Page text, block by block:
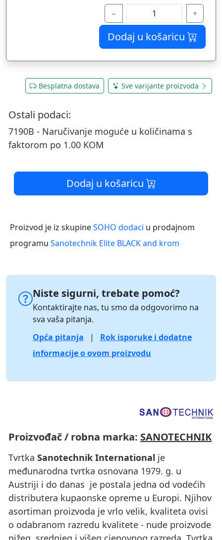
− +
Dodaj u košaricu
Besplatna dostava Sve varijante proizvoda
Ostali podaci:
7190B - Naručivanje moguće u količinama s
faktorom po 1.00 KOM
Dodaj u košaricu
Proizvod je iz skupineSOHO dodaci u prodajnom
programu Sanotechnik Elite BLACK and krom
Niste sigurni, trebate pomoć?
Kontaktirajte nas, tu smo da odgovorimo na
sva vaša pitanja.
Opća pitanja
|
Rok isporuke i dodatne
informacije o ovom proizvodu
Proizvođač / robna marka: SANOTECHNIK
Tvrtka Sanotechnik International je
međunarodna tvrtka osnovana 1979. g. u
Austriji i do danas je postala jedna od vodećih
distributera kupaonske opreme u Europi. Njihov
asortiman proizvoda je vrlo velik, kvaliteta ovisi
o odabranom razredu kvalitete - nude proizvode